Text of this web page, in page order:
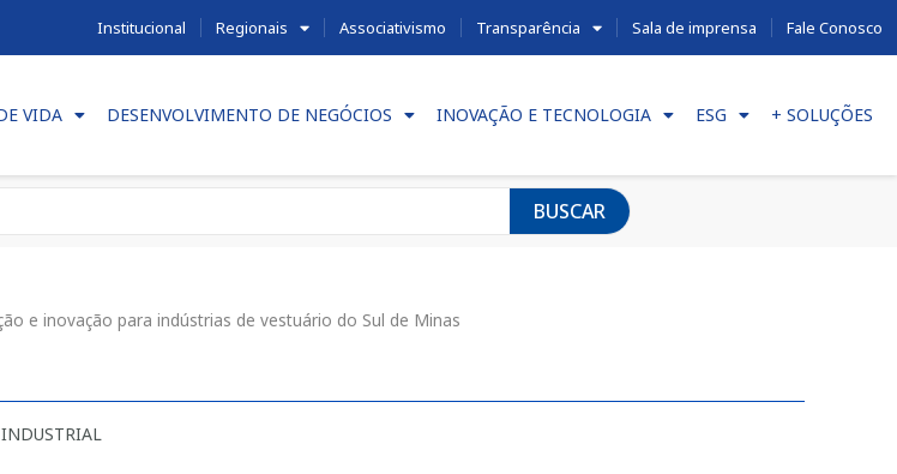
Institucional Regionais Associativismo Transparência Sala de imprensa Fale Conosco
VIDA DESENVOLVIMENTO DE NEGÓCIOS INOVAÇÃO E TECNOLOGIA ESG + SOLUÇÕES
BUSCAR
e inovação para indústrias de vestuário do Sul de Minas